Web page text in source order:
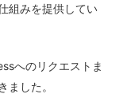
組みを提供してい
へのリクエストま
ました。